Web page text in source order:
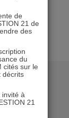
de
21 de
des
du
cités sur le
décrits
à
21